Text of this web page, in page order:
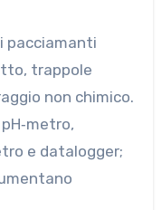
pacciamanti
trappole
non chimico.
pH‑metro,
e datalogger;